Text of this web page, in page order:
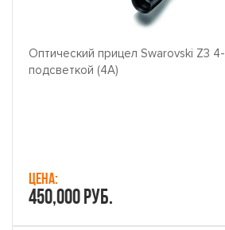
Оптический прицел Swarovski Z3
подсветкой (4A)
Цена:
450,000 руб.